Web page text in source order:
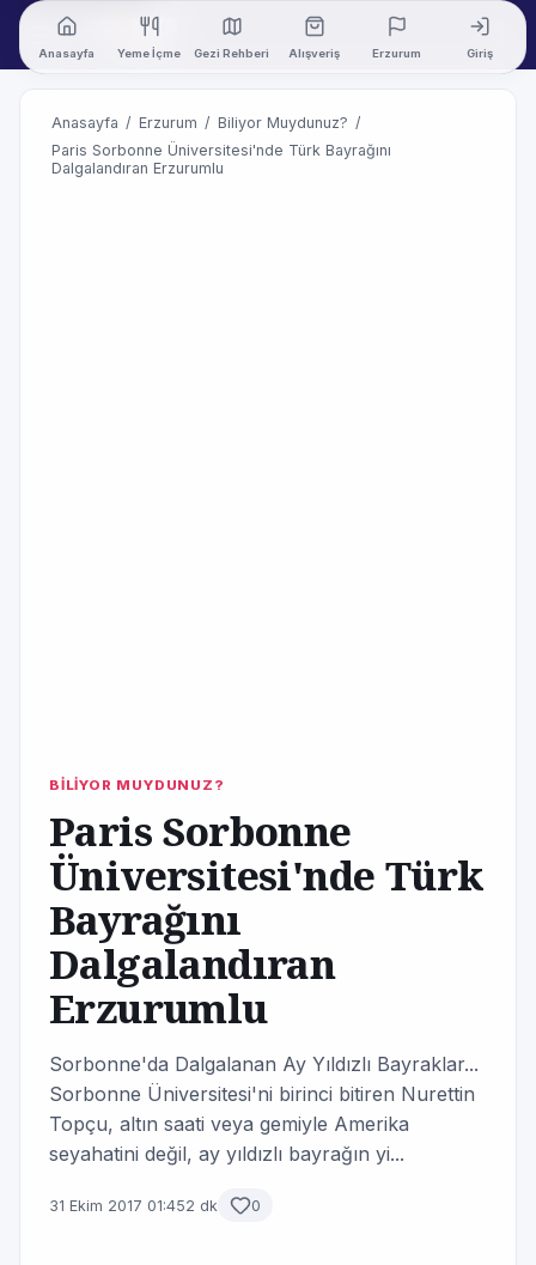
Anasayfa Yeme İçme Gezi Rehberi Alışveriş Erzurum Giriş
Anasayfa / Erzurum / Biliyor Muydunuz? /
Paris Sorbonne Üniversitesi'nde Türk Bayrağını
Dalgalandıran Erzurumlu
BİLİYOR MUYDUNUZ?
Paris Sorbonne
Üniversitesi'nde Türk
Bayrağını
Dalgalandıran
Erzurumlu
Sorbonne'da Dalgalanan Ay Yıldızlı Bayraklar...
Sorbonne Üniversitesi'ni birinci bitiren Nurettin
Topçu, altın saati veya gemiyle Amerika
seyahatini değil, ay yıldızlı bayrağın yi...
31 Ekim 2017 01:452 dk 0